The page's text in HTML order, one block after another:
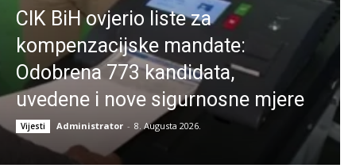
CIK BiH ovjerio liste za
kompenzacijske mandate:
Odobrena 773 kandidata,
uvedene i nove sigurnosne mjere
Vijesti Administrator - 8. Augusta 2026.